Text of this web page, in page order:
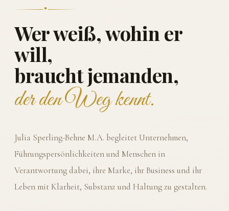
Wer weiß, wohin er
will,
braucht jemanden,
der den Weg kennt.
Julia Sperling-Behne M.A. begleitet Unternehmen,
Führungspersönlichkeiten und Menschen in
Verantwortung dabei, ihre Marke, ihr Business und ihr
Leben mit Klarheit, Substanz und Haltung zu gestalten.